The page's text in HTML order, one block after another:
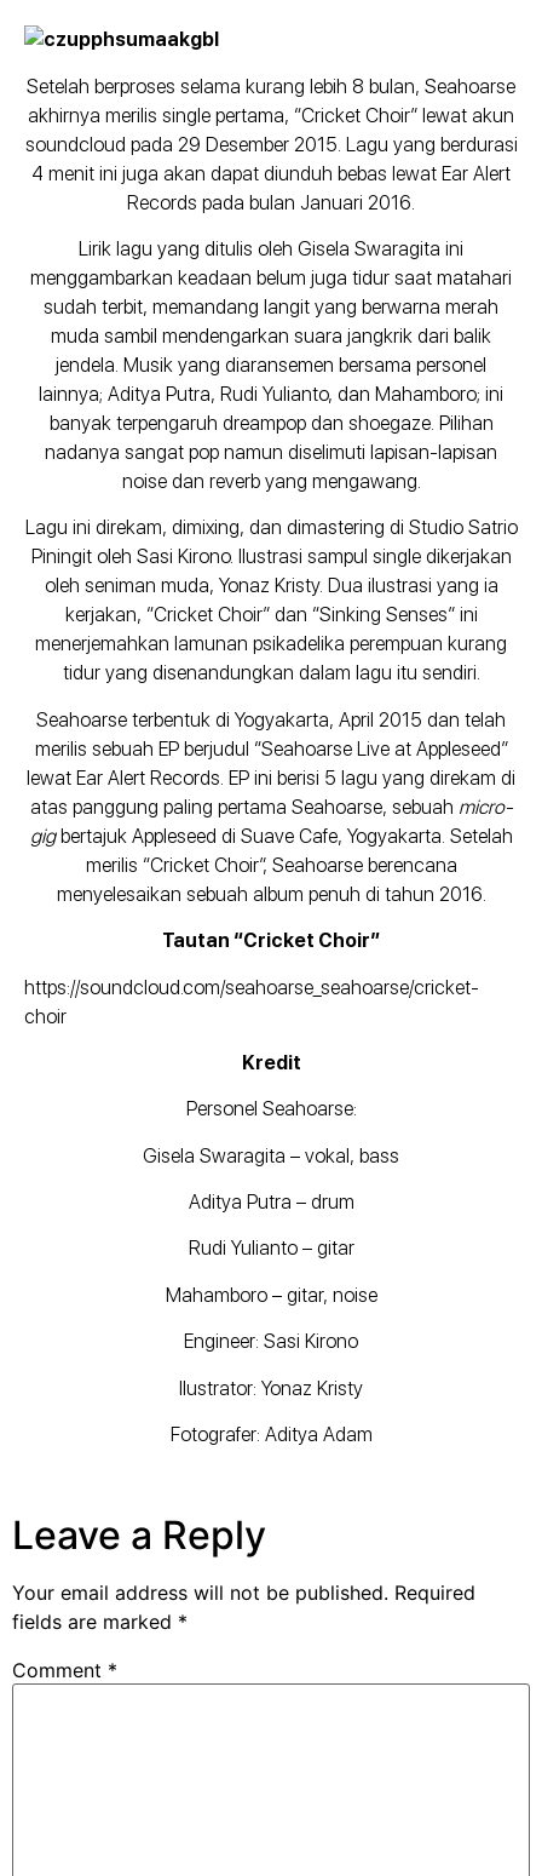
Setelah berproses selama kurang lebih 8 bulan, Seahoarse
akhirnya merilis single pertama, “Cricket Choir” lewat akun
soundcloud pada 29 Desember 2015. Lagu yang berdurasi
4 menit ini juga akan dapat diunduh bebas lewat Ear Alert
Records pada bulan Januari 2016.
Lirik lagu yang ditulis oleh Gisela Swaragita ini
menggambarkan keadaan belum juga tidur saat matahari
sudah terbit, memandang langit yang berwarna merah
muda sambil mendengarkan suara jangkrik dari balik
jendela. Musik yang diaransemen bersama personel
lainnya; Aditya Putra, Rudi Yulianto, dan Mahamboro; ini
banyak terpengaruh dreampop dan shoegaze. Pilihan
nadanya sangat pop namun diselimuti lapisan-lapisan
noise dan reverb yang mengawang.
Lagu ini direkam, dimixing, dan dimastering di Studio Satrio
Piningit oleh Sasi Kirono. Ilustrasi sampul single dikerjakan
oleh seniman muda, Yonaz Kristy. Dua ilustrasi yang ia
kerjakan, “Cricket Choir” dan “Sinking Senses” ini
menerjemahkan lamunan psikadelika perempuan kurang
tidur yang disenandungkan dalam lagu itu sendiri.
Seahoarse terbentuk di Yogyakarta, April 2015 dan telah
merilis sebuah EP berjudul “Seahoarse Live at Appleseed”
lewat Ear Alert Records. EP ini berisi 5 lagu yang direkam di
atas panggung paling pertama Seahoarse, sebuah micro-
gigbertajuk Appleseed di Suave Cafe, Yogyakarta. Setelah
merilis “Cricket Choir”, Seahoarse berencana
menyelesaikan sebuah album penuh di tahun 2016.
Tautan “Cricket Choir”
https://soundcloud.com/seahoarse_seahoarse/cricket-
choir
Kredit
Personel Seahoarse:
Gisela Swaragita – vokal, bass
Aditya Putra – drum
Rudi Yulianto – gitar
Mahamboro – gitar, noise
Engineer: Sasi Kirono
Ilustrator: Yonaz Kristy
Fotografer: Aditya Adam
Leave a Reply
Your email address will not be published. Required
fields are marked *
Comment *